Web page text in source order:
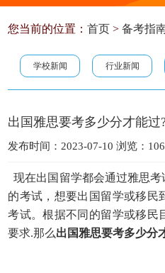
您当前的位置：首页 >备考指
学校新闻 行业新闻
出国雅思要考多少分才能过
发布时间：2023-07-10 浏览：
现在出国留学都会通过雅思
的考试，想要出国留学或移民
考试。根据不同的留学或移民
要求.那么出国雅思要考多少分